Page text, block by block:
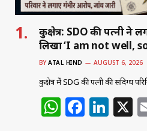
कुरुक्षेत्र: SDO की पत्नी ने
लिखा ‘I am not well,
BY ATAL HIND AUGUST 6, 2026
कुरुक्षेत्र में SDG की पत्नी की संदिग्ध
W F Li X